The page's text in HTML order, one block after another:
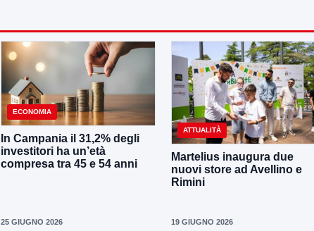
ECONOMIA
In Campania il 31,2% degli
investitori ha un’età
compresa tra 45 e 54 anni
25 GIUGNO 2026
ATTUALITÀ
Martelius inaugura due
nuovi store ad Avellino e
Rimini
19 GIUGNO 2026